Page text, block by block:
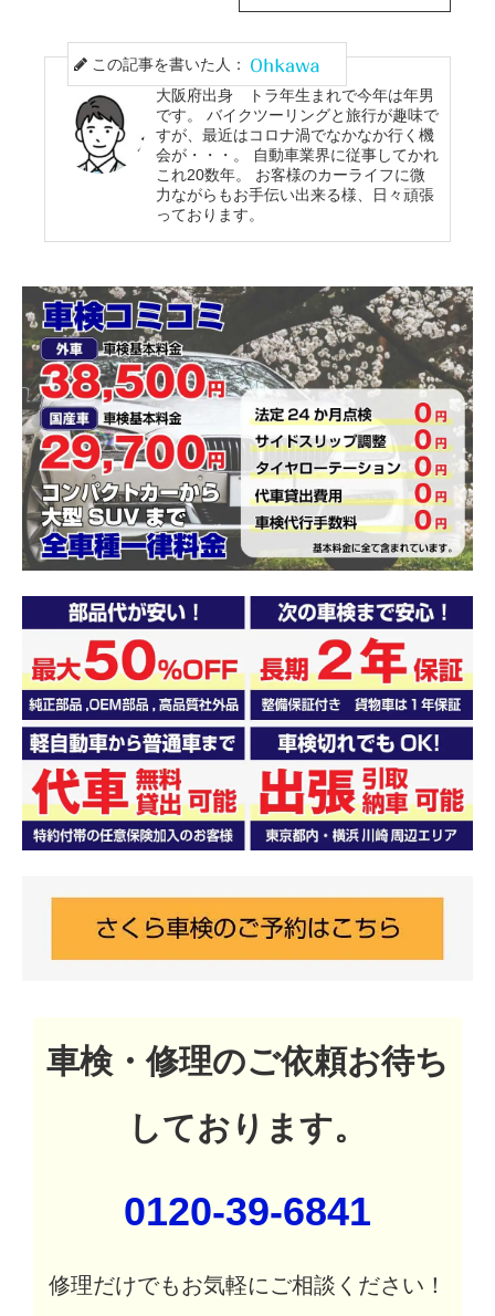
この記事を書いた人：
大阪府出身 トラ年生まれで今年は年男
です。 バイクツーリングと旅行が趣味で
すが、最近はコロナ渦でなかなか行く機
会が・・・。 自動車業界に従事してかれ
これ20数年。 お客様のカーライフに微
力ながらもお手伝い出来る様、日々頑張
っております。
車検・修理のご依頼お待ち
しております。
0120-39-6841
修理だけでもお気軽にご相談ください！